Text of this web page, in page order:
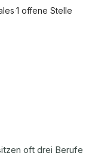
·1 offene Stelle
oft drei Berufe